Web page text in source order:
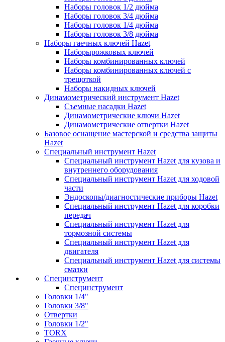
Наборы головок 1/2 дюйма
Наборы головок 3/4 дюйма
Наборы головок 1/4 дюйма
Наборы головок 3/8 дюйма
Наборы гаечных ключей Hazet
Наборырожковых ключей
Наборы комбинированных ключей
Наборы комбинированных ключей с
трещоткой
Наборы накидных ключей
Динамометрический инструмент Hazet
Съемные насадки Hazet
Динамометрические ключи Hazet
Динамометрические отвертки Hazet
Базовое оснащение мастерской и средства защиты
Hazet
Специальный инструмент Hazet
Специальный инструмент Hazet для кузова и
внутреннего оборудования
Специальный инструмент Hazet для ходовой
части
Эндоскопы/диагностические приборы Hazet
Специальный инструмент Hazet для коробки
передач
Специальный инструмент Hazet для
тормозной системы
Специальный инструмент Hazet для
двигателя
Специальный инструмент Hazet для системы
смазки
Специнструмент
Специнструмент
Головки 1/4"
Головки 3/8"
Отвертки
Головки 1/2"
TORX